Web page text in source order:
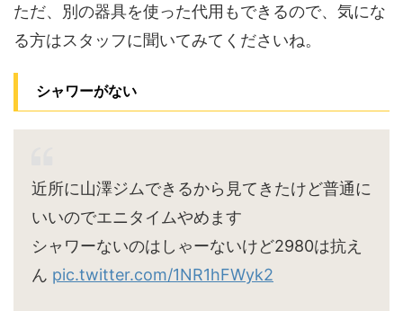
ただ、別の器具を使った代用もできるので、気にな
る方はスタッフに聞いてみてくださいね。
シャワーがない
近所に山澤ジムできるから見てきたけど普通に
いいのでエニタイムやめます
シャワーないのはしゃーないけど2980は抗え
ん pic.twitter.com/1NR1hFWyk2